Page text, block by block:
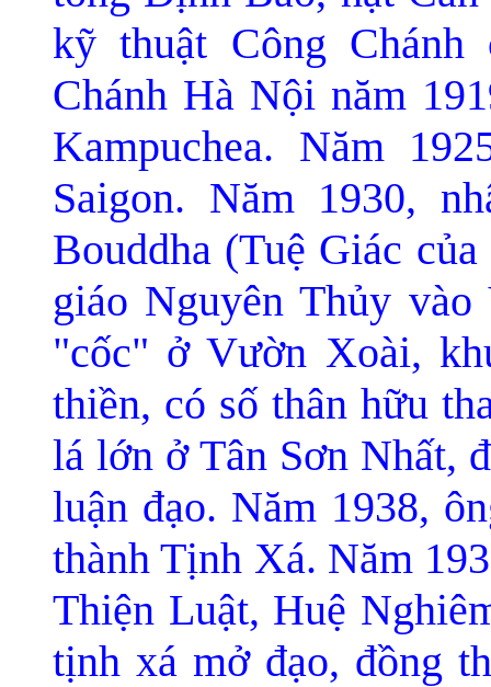
kỹ thuật Công
Chánh Hà Nội năm
Kampuchea. Năm
Saigon. Năm 1930,
Bouddha (Tuệ Giác
giáo Nguyên Thủy vào
"cốc" ở Vườn Xoài,
thiền, có số thân hữu
lá lớn ở Tân Sơn Nhất, đ
luận đạo. Năm 1938,
thành Tịnh Xá. Năm
Thiện Luật, Huệ Nghiê
tịnh xá mở đạo, đồng